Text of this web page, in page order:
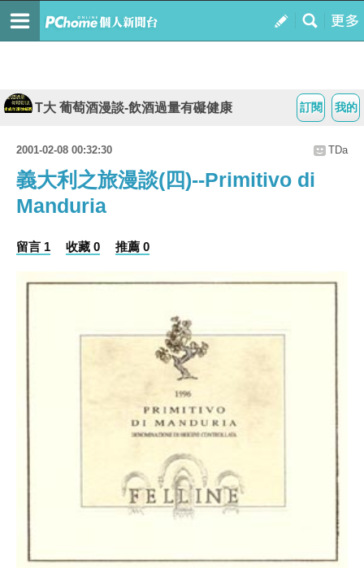
我的
訂閱
T大 葡萄酒漫談-飲酒過量有礙健康
2001-02-08 00:32:30 TDa
義大利之旅漫談(四)--Primitivo di
Manduria
留言 1 收藏 0 推薦 0